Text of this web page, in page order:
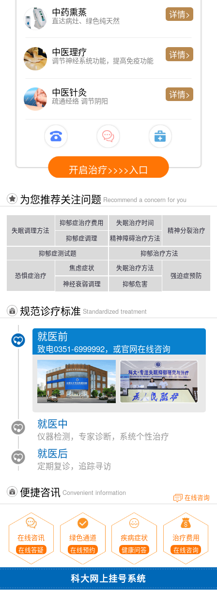
绿色纯天然
统功能，提高免疫功能
节阴阳
治疗>>>>入口
心理测评
判断精神问题
专家诊断
了解过往病史
心电图检测
心脏健康情况
开启治
为您推荐关注问题 Recommend a concern for you
失眠调理方法
抑郁症治疗费用
抑郁症调理
失眠治疗时间
精神障碍治疗方法
精神分裂治疗
抑郁症测试题 抑郁治疗方法
恐惧症治疗
焦虑症状
神经衰弱调理
失眠治疗方法
抑郁危害
强迫症预防
规范诊疗标准 Standardized treatment
就医前
致电0351-6999992，或官网在线咨询
就医中
仪器检测，专家诊断，系统个性治疗
就医后
定期复诊，追踪寻访
便捷咨讯 Convenient information
在线咨询
在线咨讯
在线答疑
绿色通道
在线预约
疾病症状
健康问答
治疗费用
在线咨询
科大网上挂号系统